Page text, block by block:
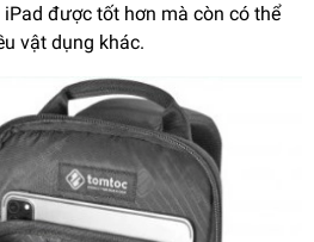
được tốt hơn mà còn có thể
vật dụng khác.